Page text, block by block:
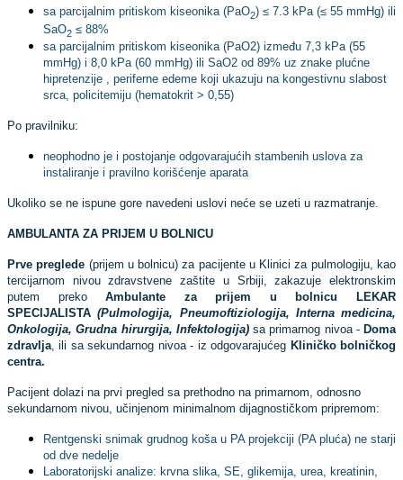
sa parcijalnim pritiskom kiseonika (PaO2) ≤ 7.3 kPa (≤ 55 mmHg) ili
SaO2 ≤ 88%
sa parcijalnim pritiskom kiseonika (PaO2) između 7,3 kPa (55
mmHg) i 8,0 kPa (60 mmHg) ili SaO2 od 89% uz znake plućne
hipretenzije , periferne edeme koji ukazuju na kongestivnu slabost
srca, policitemiju (hematokrit > 0,55)
Po pravilniku:
neophodno je i postojanje odgovarajućih stambenih uslova za
instaliranje i pravilno korišćenje aparata
Ukoliko se ne ispune gore navedeni uslovi neće se uzeti u razmatranje.
AMBULANTA ZA PRIJEM U BOLNICU
Prve preglede (prijem u bolnicu) za pacijente u Klinici za pulmologiju, kao
tercijarnom nivou zdravstvene zaštite u Srbiji, zakazuje elektronskim
putem prekoAmbulante za prijem u bolnicu
LEKAR
SPECIJALISTA(Pulmologija, Pneumoftiziologija, Interna medicina,
Onkologija, Grudna hirurgija, Infektologija)sa primarnog nivoa - Doma
zdravlja, ili sa sekundarnog nivoa - iz odgovarajućeg Kliničko bolničkog
centra.
Pacijent dolazi na prvi pregled sa prethodno na primarnom, odnosno
sekundarnom nivou, učinjenom minimalnom dijagnostičkom pripremom:
Rentgenski snimak grudnog koša u PA projekciji (PA pluća) ne starji
od dve nedelje
Laboratorijski analize: krvna slika, SE, glikemija, urea, kreatinin,